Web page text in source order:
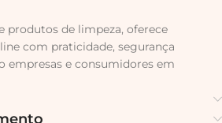
produtos de limpeza, oferece
com praticidade, segurança
empresas e consumidores em